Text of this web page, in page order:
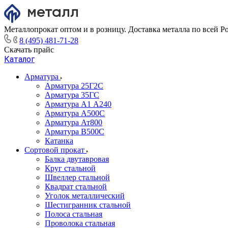
Металлопрокат оптом и в розницу. Доставка металла по всей
8 (495) 481-71-28
Скачать прайс
Каталог
Арматура
Арматура 25Г2С
Арматура 35ГС
Арматура А1 А240
Арматура А500С
Арматура Ат800
Арматура В500С
Катанка
Сортовой прокат
Балка двутавровая
Круг стальной
Швеллер стальной
Квадрат стальной
Уголок металлический
Шестигранник стальной
Полоса стальная
Проволока стальная